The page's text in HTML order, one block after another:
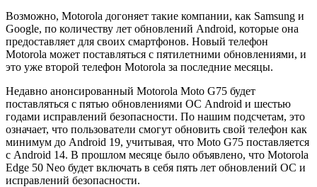
Возможно, Motorola догоняет такие компании, как Samsung и
Google, по количеству лет обновлений Android, которые она
предоставляет для своих смартфонов. Новый телефон
Motorola может поставляться с пятилетними обновлениями, и
это уже второй телефон Motorola за последние месяцы.
Недавно анонсированный Motorola Moto G75 будет
поставляться с пятью обновлениями ОС Android и шестью
годами исправлений безопасности. По нашим подсчетам, это
означает, что пользователи смогут обновить свой телефон как
минимум до Android 19, учитывая, что Moto G75 поставляется
с Android 14. В прошлом месяце было объявлено, что Motorola
Edge 50 Neo будет включать в себя пять лет обновлений ОС и
исправлений безопасности.